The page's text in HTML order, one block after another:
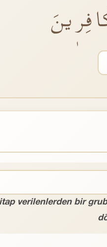
verilenlerden bir